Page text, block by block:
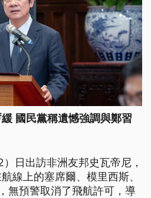
國民黨稱遺憾強調與鄭習
日出訪非洲友邦史瓦帝尼，
線上的塞席爾、模里西斯、
無預警取消了飛航許可，導